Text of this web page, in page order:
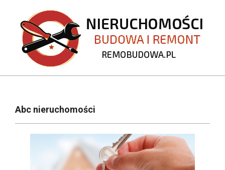
content
REMOBUDOWA.PL
NavigationAbc nieruchomości